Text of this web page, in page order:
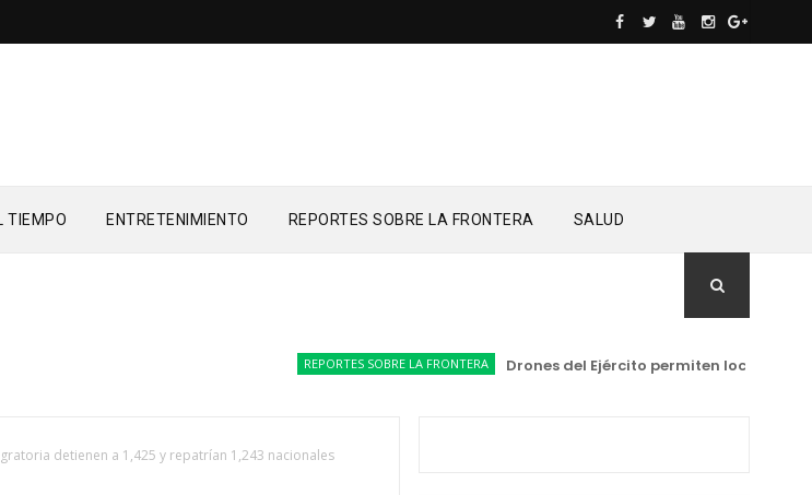
TIEMPO ENTRETENIMIENTO REPORTES SOBRE LA FRONTERA SALUD
REPORTES SOBRE LA FRONTERA Drones del Ejército permiten localizar y
detienen a 1,425 y repatrían 1,243 nacionales